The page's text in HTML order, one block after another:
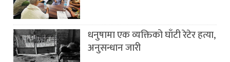
धनुषामा एक व्यक्तिको घाँटी रेटेर हत्या,
अनुसन्धान जारी